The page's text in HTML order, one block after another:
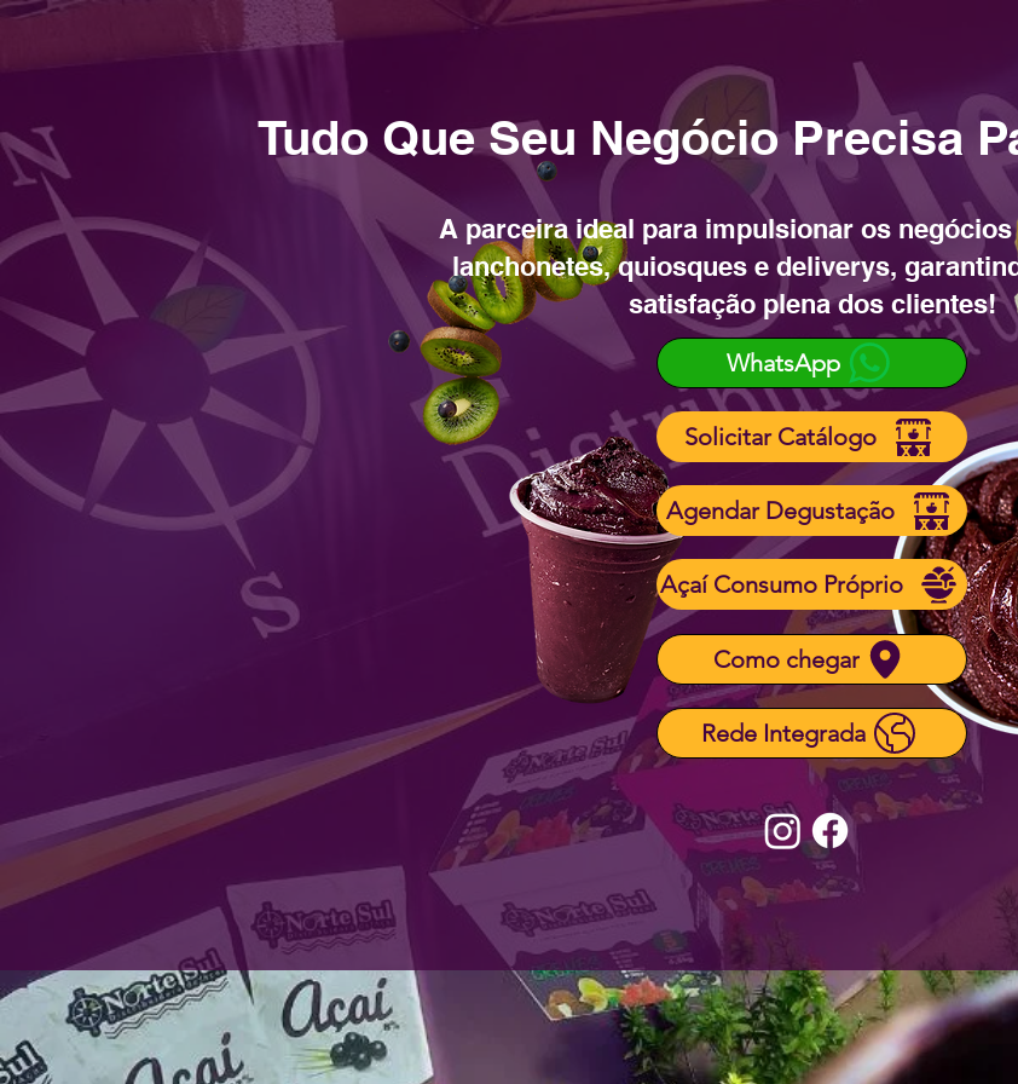
Tudo Que Seu Negócio Precisa
A parceira ideal para impulsionar os
lanchonetes, quiosques e deliverys,
satisfação plena dos clientes!
Agendar Degustação
Açaí Consumo Próprio
Como chegar
WhatsApp
Rede Integrada
Solicitar Catálogo